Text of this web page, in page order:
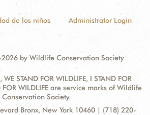
de los niños Administrator Login
by Wildlife Conservation Society
STAND FOR WILDLIFE, I STAND FOR
FOR WILDLIFE are service marks of Wildlife
Conservation Society.
Bronx, New York 10460 | (718) 220-